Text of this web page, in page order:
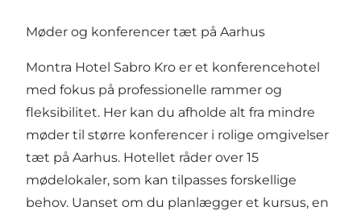
Møder og konferencer tæt på Aarhus
Montra Hotel Sabro Kro er et konferencehotel
med fokus på professionelle rammer og
fleksibilitet. Her kan du afholde alt fra mindre
møder til større konferencer i rolige omgivelser
tæt på Aarhus. Hotellet råder over 15
mødelokaler, som kan tilpasses forskellige
behov. Uanset om du planlægger et kursus, en